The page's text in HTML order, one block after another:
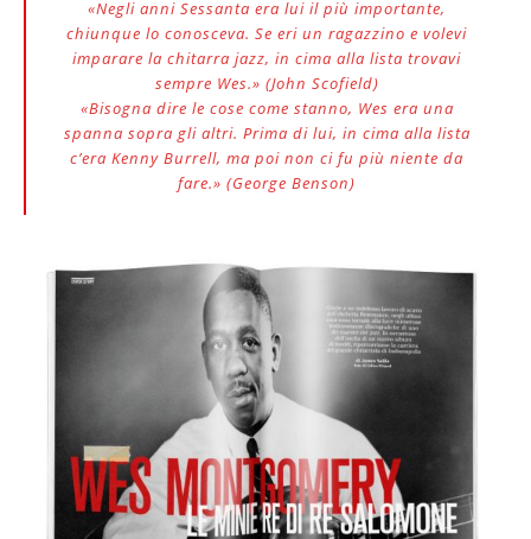
«Negli anni Sessanta era lui il più importante,
chiunque lo conosceva. Se eri un ragazzino e volevi
imparare la chitarra jazz, in cima alla lista trovavi
sempre Wes.» (John Scofield)
«Bisogna dire le cose come stanno, Wes era una
spanna sopra gli altri. Prima di lui, in cima alla lista
c’era Kenny Burrell, ma poi non ci fu più niente da
fare.» (George Benson)